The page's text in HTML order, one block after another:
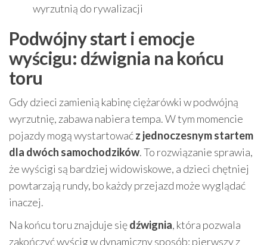
wyrzutnią do rywalizacji
Podwójny start i emocje
wyścigu: dźwignia na końcu
toru
Gdy dzieci zamienią kabinę ciężarówki w podwójną
wyrzutnię, zabawa nabiera tempa. W tym momencie
pojazdy mogą wystartowaćz jednoczesnym startem
dla dwóch samochodzików. To rozwiązanie sprawia,
że wyścigi są bardziej widowiskowe, a dzieci chętniej
powtarzają rundy, bo każdy przejazd może wyglądać
inaczej.
Na końcu toru znajduje siędźwignia, która pozwala
zakończyć wyścig w dynamiczny sposób: pierwszy z